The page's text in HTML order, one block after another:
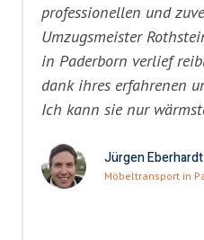
professionellen und
Umzugsmeister
in Paderborn verlief
dank ihres erfahrenen
Ich kann sie nur
Jürgen Eberhardt
Möbeltransport in